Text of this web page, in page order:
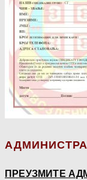
ПРЕУЗМИТЕ